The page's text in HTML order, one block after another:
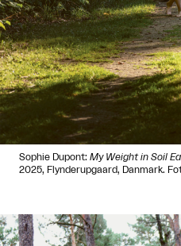
Sophie Dupont: My Weight in Soil
2025, Flynderupgaard, Danmark.